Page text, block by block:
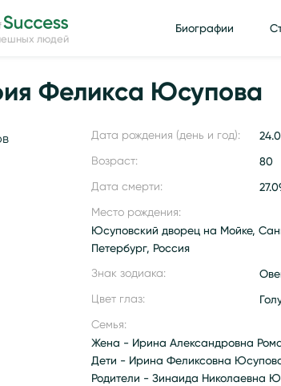
людей
Биографии
Феликса Юсупова
Дата рождения (день и год):
Возраст: 80
Дата смерти:
Место рождения:
Юсуповский дворец на Мойке,
Петербург, Россия
Знак зодиака:
Цвет глаз:
Семья:
Жена - Ирина Александровна
Дети - Ирина Феликсовна
Родители - Зинаида Николаевна